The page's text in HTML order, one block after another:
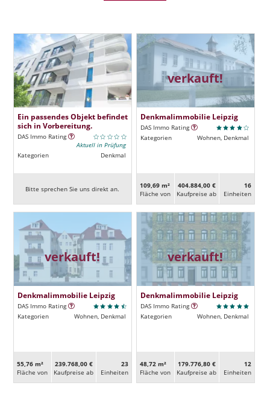
Ein passendes Objekt befindet
sich in Vorbereitung.
DAS Immo Rating
Aktuell in Prüfung
Kategorien
Denkmal
Bitte sprechen Sie uns direkt an.
verkauft!
Denkmalimmobilie Leipzig
DAS Immo Rating
Kategorien
Wohnen, Denkmal
109,69 m²
Fläche von
404.884,00 €
Kaufpreise ab
16
Ein­heiten
verkauft!
Denkmalimmobilie Leipzig
DAS Immo Rating
Kategorien
Wohnen, Denkmal
55,76 m²
Fläche von
239.768,00 €
Kaufpreise ab
23
Ein­heiten
verkauft!
Denkmalimmobilie Leipzig
DAS Immo Rating
Kategorien
Wohnen, Denkmal
48,72 m²
Fläche von
179.776,80 €
Kaufpreise ab
12
Ein­heiten